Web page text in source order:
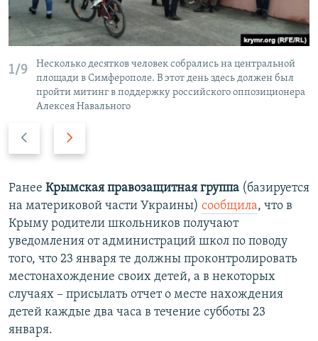
1/9
Несколько десятков человек собрались на центральной
площади в Симферополе. В этот день здесь должен был
пройти митинг в поддержку российского оппозиционера
Алексея Навального
д
ы
д
у
щ
и
й
с
л
д
у
ю
щ
и
й
л
Ранее Крымская правозащитная группа (базируется
на материковой части Украины) сообщила, что в
Крыму родители школьников получают
уведомления от администраций школ по поводу
того, что 23 января те должны проконтролировать
местонахождение своих детей, а в некоторых
случаях – присылать отчет о месте нахождения
детей каждые два часа в течение субботы 23
января.